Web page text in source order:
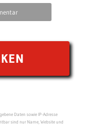
Daten sowie IP-Adresse
sind nur Name, Website und